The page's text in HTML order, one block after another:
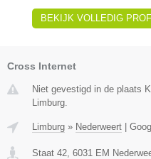
BEKIJK VOLLEDIG
Cross Internet
Niet gevestigd in de plaats
Limburg.
Limburg » Nederweert |
Staat 42 6031 EM